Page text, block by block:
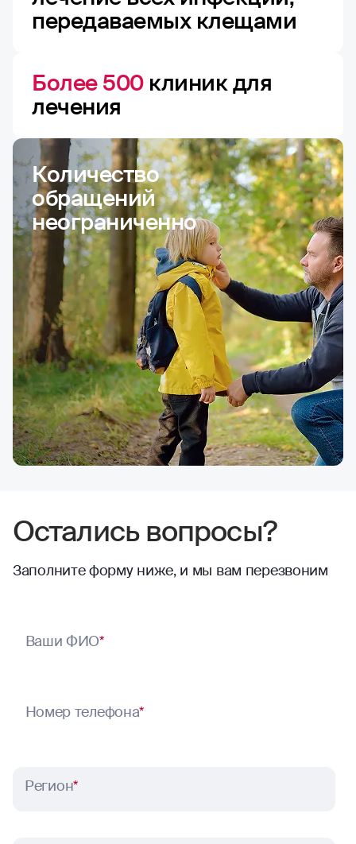
передаваемых клещами
Более 500клиник для
лечения
Количество
обращений
неограниченно
Остались вопросы?
Заполните форму ниже, и мы вам перезвоним
Ваши ФИО*
Номер телефона*
Регион*